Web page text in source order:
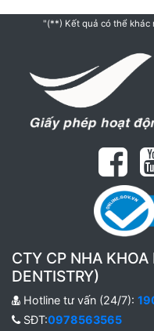
"(**) Kết quả có thể khác
CTY CP NHA KHOA
DENTISTRY)
Hotline tư vấn (24/7):
SĐT:0978563565